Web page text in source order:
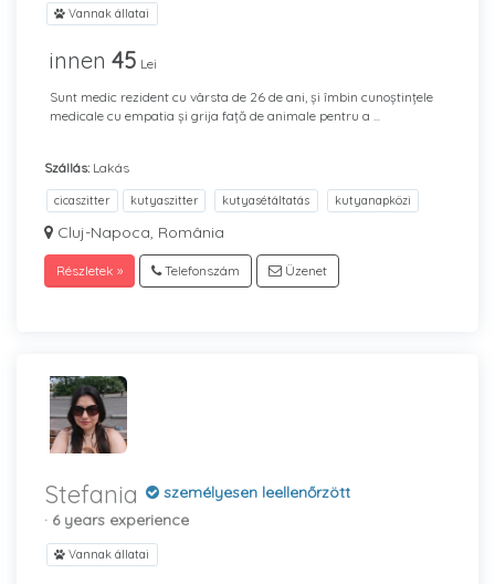
Vannak állatai
innen 45 Lei
Sunt medic rezident cu vârsta de 26 de ani, și îmbin cunoștințele
medicale cu empatia și grija față de animale pentru a ...
Szállás: Lakás
cicaszitter kutyaszitter kutyasétáltatás kutyanapközi
Cluj-Napoca, România
Részletek » Telefonszám Üzenet
Stefania
személyesen leellenőrzött
· 6 years experience
Vannak állatai